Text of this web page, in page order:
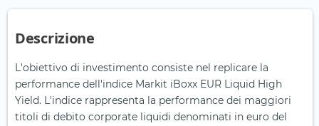
Descrizione
L'obiettivo di investimento consiste nel replicare la
performance dell'indice Markit iBoxx EUR Liquid High
Yield. L'indice rappresenta la performance dei maggiori
titoli di debito corporate liquidi denominati in euro del